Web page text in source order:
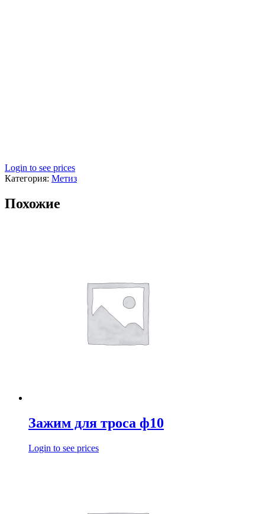
Login to see prices
Категория: Метиз
Похожие
Зажим для троса ф10
Login to see prices